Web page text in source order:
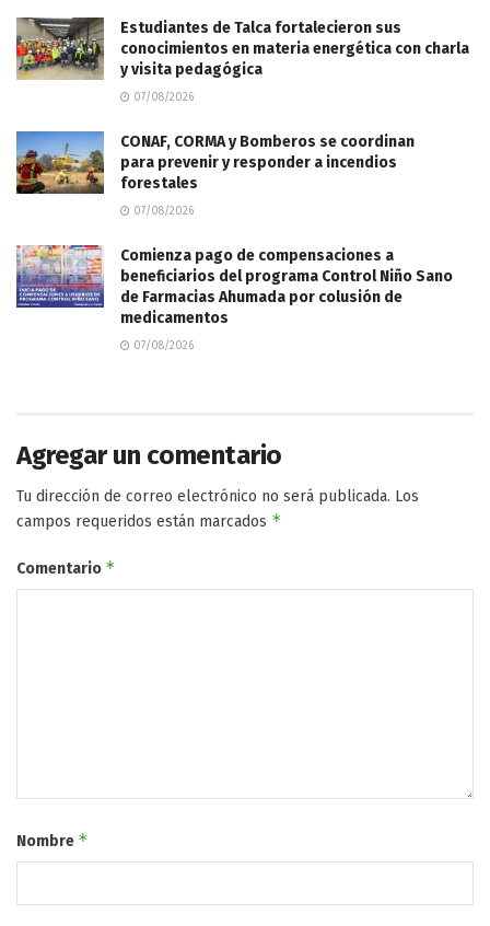
Estudiantes de Talca fortalecieron sus
conocimientos en materia energética con charla
y visita pedagógica
07/08/2026
CONAF, CORMA y Bomberos se coordinan
para prevenir y responder a incendios
forestales
07/08/2026
Comienza pago de compensaciones a
beneficiarios del programa Control Niño Sano
de Farmacias Ahumada por colusión de
medicamentos
07/08/2026
Agregar un comentario
Tu dirección de correo electrónico no será publicada. Los
campos requeridos están marcados *
Comentario *
Nombre *